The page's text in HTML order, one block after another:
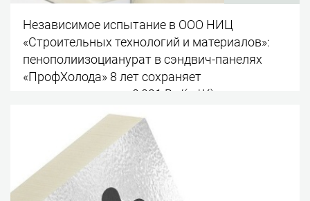
Независимое испытание в ООО НИЦ
«Строительных технологий и материалов»:
пенополиизоцианурат в сэндвич-панелях
«ПрофХолода» 8 лет сохраняет
теплопроводность 0,021 Вт/(м*К)